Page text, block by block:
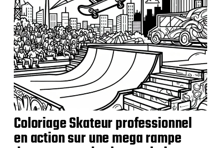
Coloriage Skateur professionnel
en action sur une mega rampe